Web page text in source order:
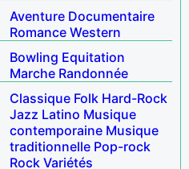
Aventure Documentaire
Romance Western
Bowling Equitation
Marche Randonnée
Classique Folk Hard-Rock
Jazz Latino Musique
contemporaine Musique
traditionnelle Pop-rock
Rock Variétés